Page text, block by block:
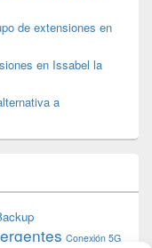
de extensiones en
en Issabel la
a
Conexión 5G